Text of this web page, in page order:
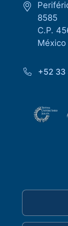
8585
C.P.
México
+52 33